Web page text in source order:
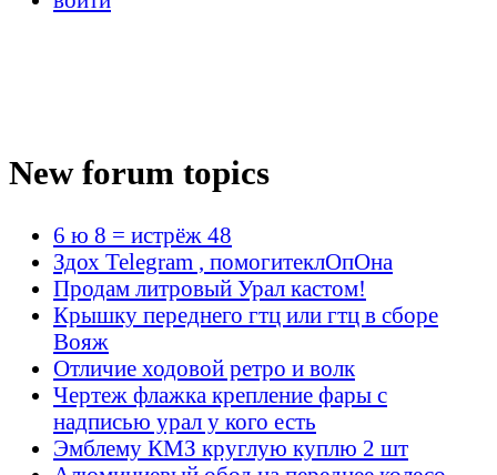
New forum topics
6 ю 8 = истрёж 48
Здох Telegram , помогитеклОпОна
Продам литровый Урал кастом!
Крышку переднего гтц или гтц в сборе
Вояж
Отличие ходовой ретро и волк
Чертеж флажка крепление фары с
надписью урал у кого есть
Эмблему КМЗ круглую куплю 2 шт